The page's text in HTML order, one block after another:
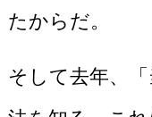
たからだ。
そして去年、